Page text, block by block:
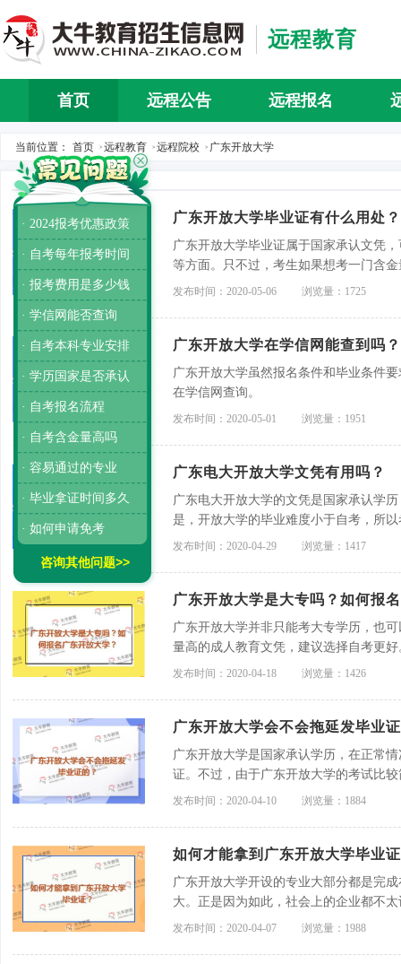
远程教育
首页 远程公告 远程报名
当前位置： 首页 > 远程教育 > 远程院校 > 广东开放大学
广东开放大学毕业证有什么用处？
广东开放大学毕业证属于国家承认文凭
等方面。只不过，考生如果想考一门含
发布时间：2020-05-06 浏览量：1725
广东开放大学在学信网能查到吗？
广东开放大学虽然报名条件和毕业条件
在学信网查询。
发布时间：2020-05-01 浏览量：1951
广东电大开放大学文凭有用吗？
广东电大开放大学的文凭是国家承认学
是，开放大学的毕业难度小于自考，所
考更好。
发布时间：2020-04-29 浏览量：1417
广东开放大学是大专吗？如何报
广东开放大学并非只能考大专学历，也
量高的成人教育文凭，建议选择自考更好
发布时间：2020-04-18 浏览量：1426
广东开放大学会不会拖延发毕业
广东开放大学是国家承认学历，在正常
证。不过，由于广东开放大学的考试比
发布时间：2020-04-10 浏览量：1884
如何才能拿到广东开放大学毕业
广东开放大学开设的专业大部分都是完
大。正是因为如此，社会上的企业都不
生，建议选择含金量更高的自考。
发布时间：2020-04-07 浏览量：1988
· 2024报考优惠政策
· 自考每年报考时间
· 报考费用是多少钱
· 学信网能否查询
· 自考本科专业安排
· 学历国家是否承认
· 自考报名流程
· 自考含金量高吗
· 容易通过的专业
· 毕业拿证时间多久
· 如何申请免考
咨询其他问题>>